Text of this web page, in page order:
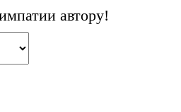
автору!